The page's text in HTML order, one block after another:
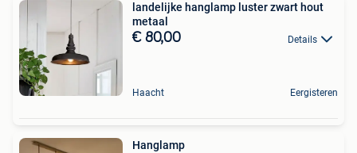
landelijke hanglamp luster zwart hout
metaal
€ 80,00 Details
Haacht Eergisteren
Hanglamp